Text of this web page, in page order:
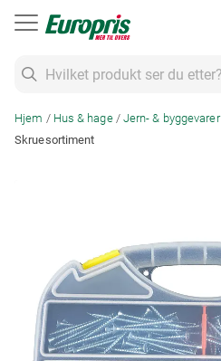
Hjem Hus & hage Jern- & byggevarer
Skruesortiment
images
gallery